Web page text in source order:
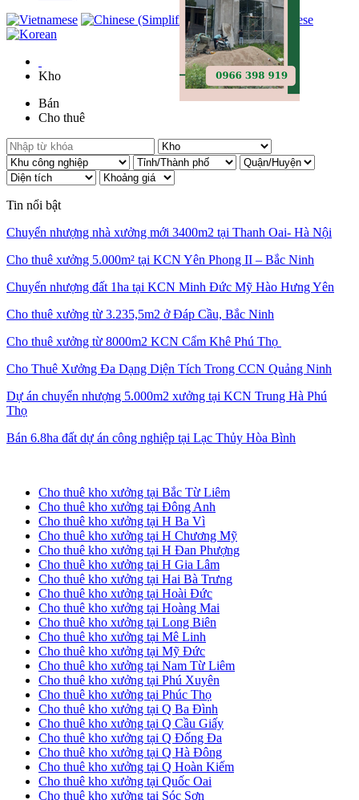
Kho
Bán
Cho thuê
Tin nổi bật
Chuyển nhượng nhà xưởng mới 3400m2 tại Thanh Oai- Hà Nội
Cho thuê xưởng 5.000m² tại KCN Yên Phong II – Bắc Ninh
Chuyển nhượng đất 1ha tại KCN Minh Đức Mỹ Hào Hưng Yên
Cho thuê xưởng từ 3.235,5m2 ở Đáp Cầu, Bắc Ninh
Cho thuê xưởng từ 8000m2 KCN Cẩm Khê Phú Thọ
Cho Thuê Xưởng Đa Dạng Diện Tích Trong CCN Quảng Ninh
Dự án chuyển nhượng 5.000m2 xưởng tại KCN Trung Hà Phú
Thọ
Bán 6.8ha đất dự án công nghiệp tại Lạc Thủy Hòa Bình
Cho thuê kho xưởng tại Bắc Từ Liêm
Cho thuê kho xưởng tại Đông Anh
Cho thuê kho xưởng tại H Ba Vì
Cho thuê kho xưởng tại H Chương Mỹ
Cho thuê kho xưởng tại H Đan Phượng
Cho thuê kho xưởng tại H Gia Lâm
Cho thuê kho xưởng tại Hai Bà Trưng
Cho thuê kho xưởng tại Hoài Đức
Cho thuê kho xưởng tại Hoàng Mai
Cho thuê kho xưởng tại Long Biên
Cho thuê kho xưởng tại Mê Linh
Cho thuê kho xưởng tại Mỹ Đức
Cho thuê kho xưởng tại Nam Từ Liêm
Cho thuê kho xưởng tại Phú Xuyên
Cho thuê kho xưởng tại Phúc Thọ
Cho thuê kho xưởng tại Q Ba Đình
Cho thuê kho xưởng tại Q Cầu Giấy
Cho thuê kho xưởng tại Q Đống Đa
Cho thuê kho xưởng tại Q Hà Đông
Cho thuê kho xưởng tại Q Hoàn Kiếm
Cho thuê kho xưởng tại Quốc Oai
Cho thuê kho xưởng tại Sóc Sơn